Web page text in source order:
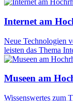
Internet am
Neue Technologien
leisten das Thema
Museen am
Wissenswertes zum